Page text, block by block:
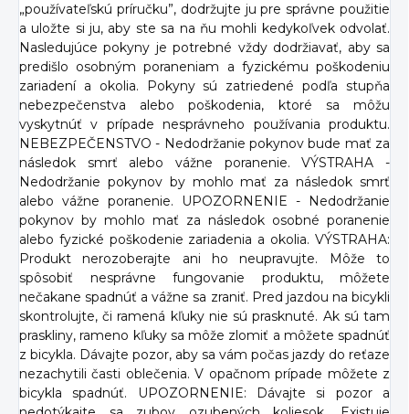
„používateľskú príručku”, dodržujte ju pre správne použitie
a uložte si ju, aby ste sa na ňu mohli kedykoľvek odvolať.
Nasledujúce pokyny je potrebné vždy dodržiavať, aby sa
predišlo osobným poraneniam a fyzickému poškodeniu
zariadení a okolia. Pokyny sú zatriedené podľa stupňa
nebezpečenstva alebo poškodenia, ktoré sa môžu
vyskytnúť v prípade nesprávneho používania produktu.
NEBEZPEČENSTVO - Nedodržanie pokynov bude mať za
následok smrť alebo vážne poranenie. VÝSTRAHA -
Nedodržanie pokynov by mohlo mať za následok smrť
alebo vážne poranenie. UPOZORNENIE - Nedodržanie
pokynov by mohlo mať za následok osobné poranenie
alebo fyzické poškodenie zariadenia a okolia. VÝSTRAHA:
Produkt nerozoberajte ani ho neupravujte. Môže to
spôsobiť nesprávne fungovanie produktu, môžete
nečakane spadnúť a vážne sa zraniť. Pred jazdou na bicykli
skontrolujte, či ramená kľuky nie sú prasknuté. Ak sú tam
praskliny, rameno kľuky sa môže zlomiť a môžete spadnúť
z bicykla. Dávajte pozor, aby sa vám počas jazdy do reťaze
nezachytili časti oblečenia. V opačnom prípade môžete z
bicykla spadnúť. UPOZORNENIE: Dávajte si pozor a